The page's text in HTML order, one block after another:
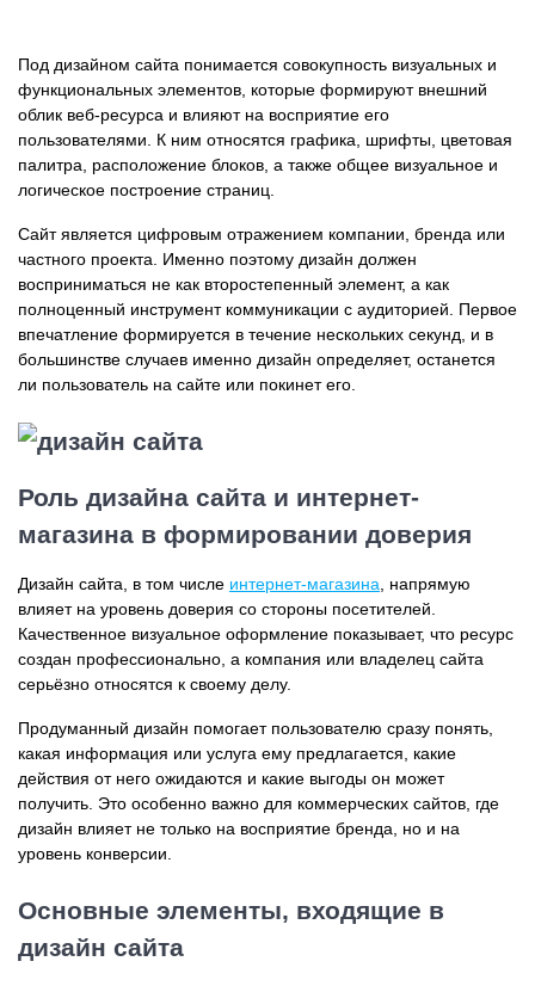
Под дизайном сайта понимается совокупность визуальных и
функциональных элементов, которые формируют внешний
облик веб-ресурса и влияют на восприятие его
пользователями. К ним относятся графика, шрифты, цветовая
палитра, расположение блоков, а также общее визуальное и
логическое построение страниц.
Сайт является цифровым отражением компании, бренда или
частного проекта. Именно поэтому дизайн должен
восприниматься не как второстепенный элемент, а как
полноценный инструмент коммуникации с аудиторией. Первое
впечатление формируется в течение нескольких секунд, и в
большинстве случаев именно дизайн определяет, останется
ли пользователь на сайте или покинет его.
Роль дизайна сайта и интернет-
магазина в формировании доверия
Дизайн сайта, в том числе интернет-магазина , напрямую
влияет на уровень доверия со стороны посетителей.
Качественное визуальное оформление показывает, что ресурс
создан профессионально, а компания или владелец сайта
серьёзно относятся к своему делу.
Продуманный дизайн помогает пользователю сразу понять,
какая информация или услуга ему предлагается, какие
действия от него ожидаются и какие выгоды он может
получить. Это особенно важно для коммерческих сайтов, где
дизайн влияет не только на восприятие бренда, но и на
уровень конверсии.
Основные элементы, входящие в
дизайн сайта